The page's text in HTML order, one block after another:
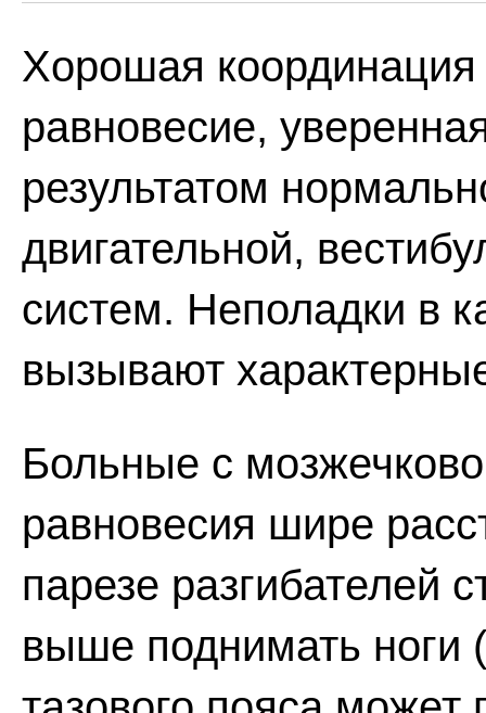
Хорошая координация
равновесие,
результатом
двигательной,
систем. Неполадки в
вызывают
Больные с
равновесия шире
парезе разгибателей
выше поднимать ноги